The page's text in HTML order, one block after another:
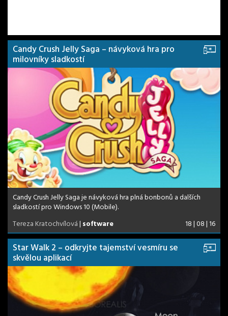
Candy Crush Jelly Saga – návyková hra pro
milovníky sladkostí
Candy Crush Jelly Saga je návyková hra plná bonbonů a dalších
sladkostí pro Windows 10 (Mobile).
Tereza Kratochvílová| software 18 | 08 | 16
Star Walk 2 – odkryjte tajemství vesmíru se
skvělou aplikací